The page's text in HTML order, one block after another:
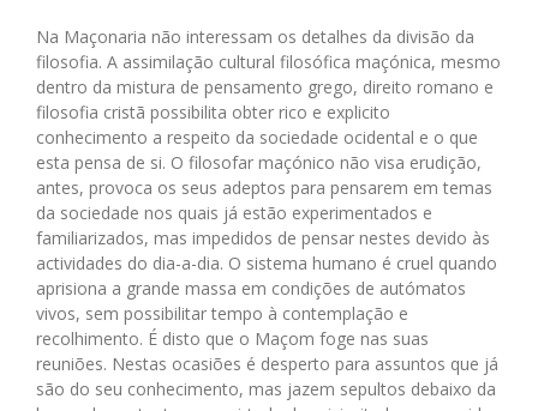
Na Maçonaria não interessam os detalhes da divisão da
filosofia. A assimilação cultural filosófica maçónica, mesmo
dentro da mistura de pensamento grego, direito romano e
filosofia cristã possibilita obter rico e explicito
conhecimento a respeito da sociedade ocidental e o que
esta pensa de si. O filosofar maçónico não visa erudição,
antes, provoca os seus adeptos para pensarem em temas
da sociedade nos quais já estão experimentados e
familiarizados, mas impedidos de pensar nestes devido às
actividades do dia-a-dia. O sistema humano é cruel quando
aprisiona a grande massa em condições de autómatos
vivos, sem possibilitar tempo à contemplação e
recolhimento. É disto que o Maçom foge nas suas
reuniões. Nestas ocasiões é desperto para assuntos que já
são do seu conhecimento, mas jazem sepultos debaixo da